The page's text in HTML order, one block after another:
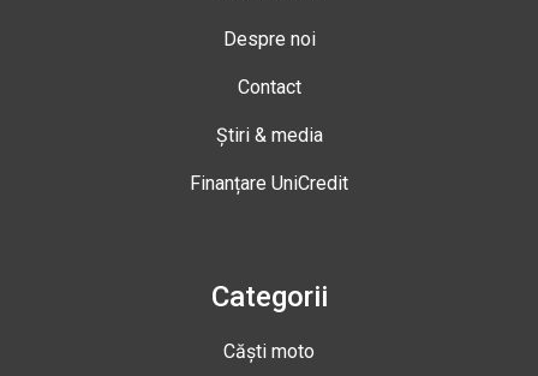
Despre noi
Contact
Știri & media
Finanțare UniCredit
Categorii
Căști moto